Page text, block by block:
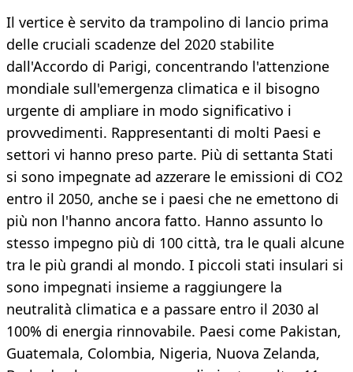
Il vertice è servito da trampolino di lancio prima
delle cruciali scadenze del 2020 stabilite
dall'Accordo di Parigi, concentrando l'attenzione
mondiale sull'emergenza climatica e il bisogno
urgente di ampliare in modo significativo i
provvedimenti. Rappresentanti di molti Paesi e
settori vi hanno preso parte. Più di settanta Stati
si sono impegnate ad azzerare le emissioni di CO2
entro il 2050, anche se i paesi che ne emettono di
più non l'hanno ancora fatto. Hanno assunto lo
stesso impegno più di 100 città, tra le quali alcune
tra le più grandi al mondo. I piccoli stati insulari si
sono impegnati insieme a raggiungere la
neutralità climatica e a passare entro il 2030 al
100% di energia rinnovabile. Paesi come Pakistan,
Guatemala, Colombia, Nigeria, Nuova Zelanda,